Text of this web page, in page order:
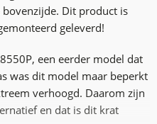
Dit product is
geleverd!
een eerder model dat
was dit model maar beperkt
verhoogd. Daarom zijn
en dat is dit krat